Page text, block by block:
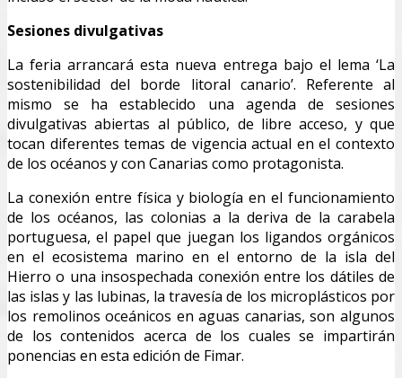
Sesiones divulgativas
La feria arrancará esta nueva entrega bajo el lema ‘La
sostenibilidad del borde litoral canario’. Referente al
mismo se ha establecido una agenda de sesiones
divulgativas abiertas al público, de libre acceso, y que
tocan diferentes temas de vigencia actual en el contexto
de los océanos y con Canarias como protagonista.
La conexión entre física y biología en el funcionamiento
de los océanos, las colonias a la deriva de la carabela
portuguesa, el papel que juegan los ligandos orgánicos
en el ecosistema marino en el entorno de la isla del
Hierro o una insospechada conexión entre los dátiles de
las islas y las lubinas, la travesía de los microplásticos por
los remolinos oceánicos en aguas canarias, son algunos
de los contenidos acerca de los cuales se impartirán
ponencias en esta edición de Fimar.